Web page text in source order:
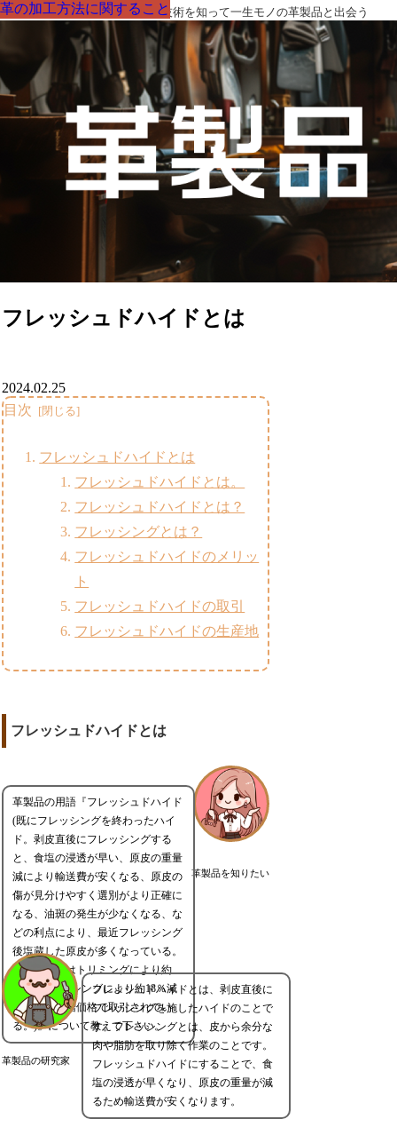
革製品の部品の呼び名・素材・技術を知って一生モノの革製品と出会う
フレッシュドハイドとは
革の加工方法に関すること
2024.02.25
目次
フレッシュドハイドとは
フレッシュドハイドとは。
フレッシュドハイドとは？
フレッシングとは？
フレッシュドハイドのメリッ
ト
フレッシュドハイドの取引
フレッシュドハイドの生産地
フレッシュドハイドとは
革製品を知りたい
革製品の用語『フレッシュドハイド
(既にフレッシングを終わったハイ
ド。剥皮直後にフレッシングする
と、食塩の浸透が早い、原皮の重量
減により輸送費が安くなる、原皮の
傷が見分けやすく選別がより正確に
なる、油斑の発生が少なくなる、な
どの利点により、最近フレッシング
後塩蔵した原皮が多くなっている。
生皮の重量はトリミングにより約
4％、フレッシングにより約18％減
るので、割増価格で取引されてい
る。)』について教えて下さい。
革製品の研究家
フレッシュドハイドとは、剥皮直後に
フレッシングを施したハイドのことで
す。フレッシングとは、皮から余分な
肉や脂肪を取り除く作業のことです。
フレッシュドハイドにすることで、食
塩の浸透が早くなり、原皮の重量が減
るため輸送費が安くなります。
革の加工方法に関すること
革の加工方法に関すること
革の加工方法に関すること
革の加工方法に関すること
革の加工方法に関すること
革の加工方法に関すること